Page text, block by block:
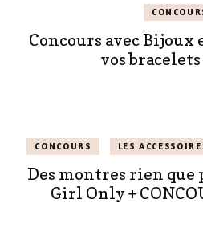
Concours avec Bijoux
vos bracelets
CONCOURS LES
Des montres rien que
Girl Only +